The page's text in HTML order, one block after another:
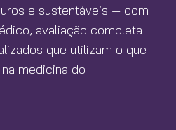
e sustentáveis — com
avaliação completa
que utilizam o que
medicina do